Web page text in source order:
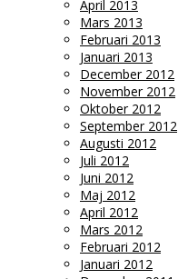
April 2013
Mars 2013
Februari 2013
Januari 2013
December 2012
November 2012
Oktober 2012
September 2012
Augusti 2012
Juli 2012
Juni 2012
Maj 2012
April 2012
Mars 2012
Februari 2012
Januari 2012